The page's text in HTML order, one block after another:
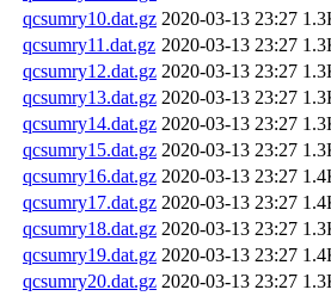
qcsumry10.dat.gz 2020-03-13 23:27
qcsumry11.dat.gz 2020-03-13 23:27
qcsumry12.dat.gz 2020-03-13 23:27
qcsumry13.dat.gz 2020-03-13 23:27
qcsumry14.dat.gz 2020-03-13 23:27
qcsumry15.dat.gz 2020-03-13 23:27
qcsumry16.dat.gz 2020-03-13 23:27
qcsumry17.dat.gz 2020-03-13 23:27
qcsumry18.dat.gz 2020-03-13 23:27
qcsumry19.dat.gz 2020-03-13 23:27
qcsumry20.dat.gz 2020-03-13 23:27